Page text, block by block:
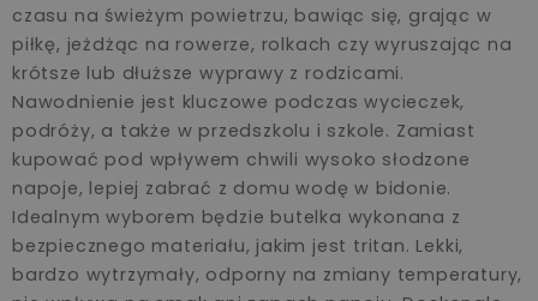
czasu na świeżym powietrzu, bawiąc się, grając w
piłkę, jeżdżąc na rowerze, rolkach czy wyruszając na
krótsze lub dłuższe wyprawy z rodzicami.
Nawodnienie jest kluczowe podczas wycieczek,
podróży, a także w przedszkolu i szkole. Zamiast
kupować pod wpływem chwili wysoko słodzone
napoje, lepiej zabrać z domu wodę w bidonie.
Idealnym wyborem będzie butelka wykonana z
bezpiecznego materiału, jakim jest tritan. Lekki,
bardzo wytrzymały, odporny na zmiany temperatury,